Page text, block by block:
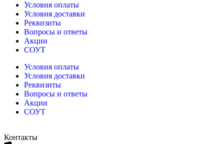
Условия оплаты
Условия доставки
Реквизиты
Вопросы и ответы
Акции
СОУТ
Условия оплаты
Условия доставки
Реквизиты
Вопросы и ответы
Акции
СОУТ
Контакты